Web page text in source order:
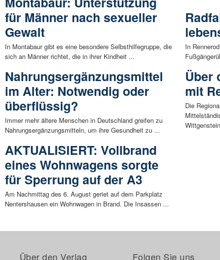
für Männer nach sexueller
Gewalt
In Montabaur gibt es eine besondere Selbsthilfegruppe, die
sich an Männer richtet, die in ihrer Kindheit ...
Nahrungsergänzungsmittel
im Alter: Notwendig oder
überflüssig?
Immer mehr ältere Menschen in Deutschland greifen zu
Nahrungsergänzungsmitteln, um ihre Gesundheit zu ...
AKTUALISIERT: Vollbrand
eines Wohnwagens sorgte
für Sperrung auf der A3
Am Nachmittag des 6. August geriet auf dem Parkplatz
Nentershausen ein Wohnwagen in Brand. Die Insassen ...
In
Über
mit
Die
Über den Verlag Folgen Sie uns